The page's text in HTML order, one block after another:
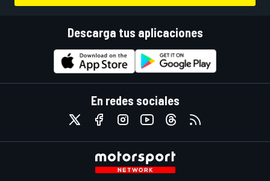
Descarga tus aplicaciones
En redes sociales